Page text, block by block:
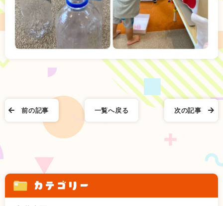
次の記事
一覧へ戻る
前の記事
カテゴリー